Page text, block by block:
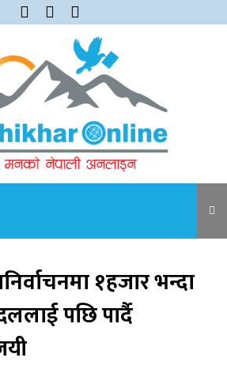
सुर्खेत र नेपालगञ्जतर्फ लैजाँदै गरिएको १८०
कार्टुन स्याउ प्रहरीले नियन्त्रणमा
१हजार भन्दा
पछि पार्दै